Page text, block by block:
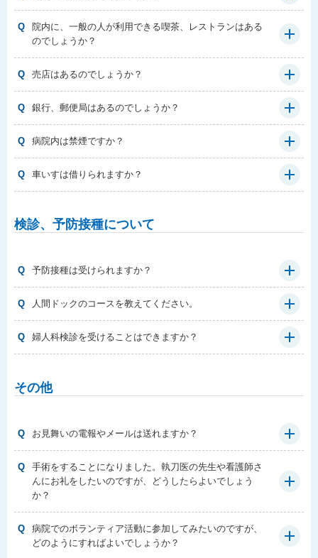
Q
院内に、一般の人が利用できる喫茶、レストランはある
のでしょうか？
Q 売店はあるのでしょうか？
Q 銀行、郵便局はあるのでしょうか？
Q 病院内は禁煙ですか？
Q 車いすは借りられますか？
検診、予防接種について
Q 予防接種は受けられますか？
Q 人間ドックのコースを教えてください。
Q 婦人科検診を受けることはできますか？
その他
Q お見舞いの電報やメールは送れますか？
Q
手術をすることになりました。執刀医の先生や看護師さ
んにお礼をしたいのですが、どうしたらよいでしょう
か？
Q
病院でのボランティア活動に参加してみたいのですが、
どのようにすればよいでしょうか？